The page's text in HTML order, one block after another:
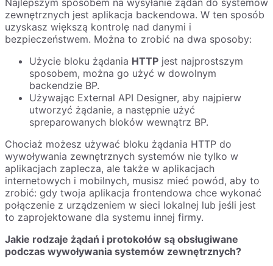
zewnętrznych jest aplikacja backendowa. W ten sposób
uzyskasz większą kontrolę nad danymi i
bezpieczeństwem. Można to zrobić na dwa sposoby:
Użycie bloku żądania HTTP jest najprostszym
sposobem, można go użyć w dowolnym
backendzie BP.
Używając External API Designer, aby najpierw
utworzyć żądanie, a następnie użyć
spreparowanych bloków wewnątrz BP.
Chociaż możesz używać bloku żądania HTTP do
wywoływania zewnętrznych systemów nie tylko w
aplikacjach zaplecza, ale także w aplikacjach
internetowych i mobilnych, musisz mieć powód, aby to
zrobić: gdy twoja aplikacja frontendowa chce wykonać
połączenie z urządzeniem w sieci lokalnej lub jeśli jest
to zaprojektowane dla systemu innej firmy.
Jakie rodzaje żądań i protokołów są obsługiwane
podczas wywoływania systemów zewnętrznych?